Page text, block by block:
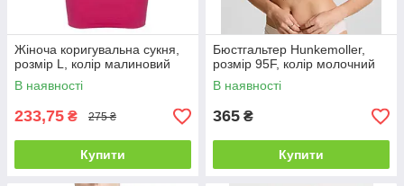
Жіноча коригувальна сукня,
розмір L, колір малиновий
В наявності
233,75 ₴ 275 ₴
Купити
Бюстгальтер Hunkemoller,
розмір 95F, колір молочний
В наявності
365 ₴
Купити